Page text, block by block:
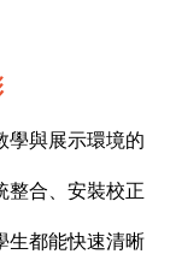
學與展示環境的
整合、安裝校正
生都能快速清晰